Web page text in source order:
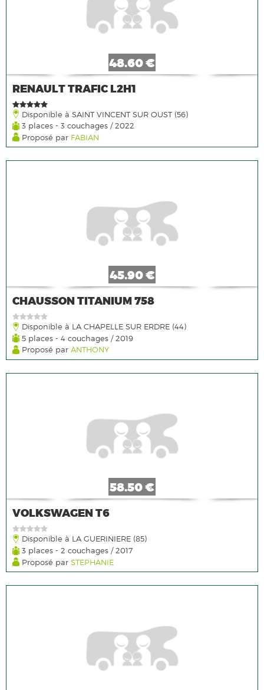
48.60 €
RENAULT TRAFIC L2H1
Disponible à SAINT VINCENT SUR OUST (56)
3 places - 3 couchages / 2022
Proposé par FABIAN
45.90 €
CHAUSSON TITANIUM 758
Disponible à LA CHAPELLE SUR ERDRE (44)
5 places - 4 couchages / 2019
Proposé parANTHONY
58.50 €
VOLKSWAGEN T6
Disponible à LA GUERINIERE (85)
3 places - 2 couchages / 2017
Proposé par STEPHANIE